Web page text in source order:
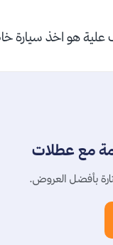
علية هو اخذ سيارة
مع عطلات
بأفضل العروض.